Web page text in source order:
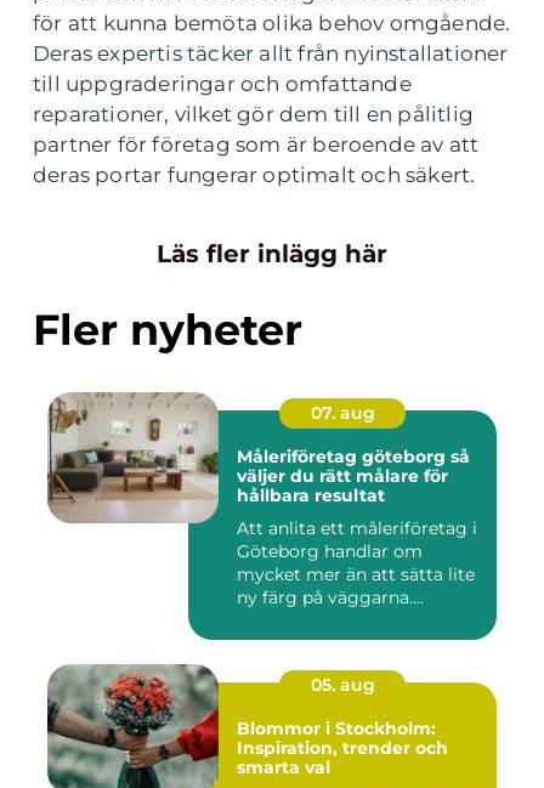
för att kunna bemöta olika behov omgående.
Deras expertis täcker allt från nyinstallationer
till uppgraderingar och omfattande
reparationer, vilket gör dem till en pålitlig
partner för företag som är beroende av att
deras portar fungerar optimalt och säkert.
Läs fler inlägg här
Fler nyheter
07. aug
Måleriföretag göteborg så
väljer du rätt målare för
hållbara resultat
Att anlita ett måleriföretag i
Göteborg handlar om
mycket mer än att sätta lite
ny färg på väggarna....
05. aug
Blommor i Stockholm:
Inspiration, trender och
smarta val